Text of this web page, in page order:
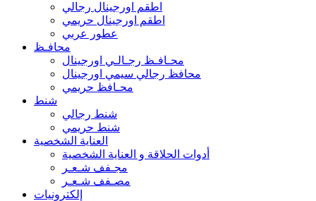
اطقم اورجينال رجالي
اطقم اورجينال حريمي
عطور عربي
محافـظ
محـافـظ رجـالـي اورجينال
محافظ رجالي سيمي اورجينال
محـافظ حريمي
شنط
شنط رجالي
شنط حريمي
العناية الشخصية
أدوات الحلاقة و العناية الشخصية
مجـفف شـعـر
مصـفف شـعـر
إلكترونيات